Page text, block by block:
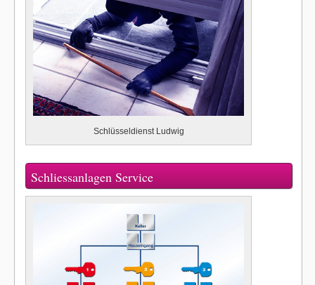
Schlüsseldienst Ludwig
Schliessanlagen Service